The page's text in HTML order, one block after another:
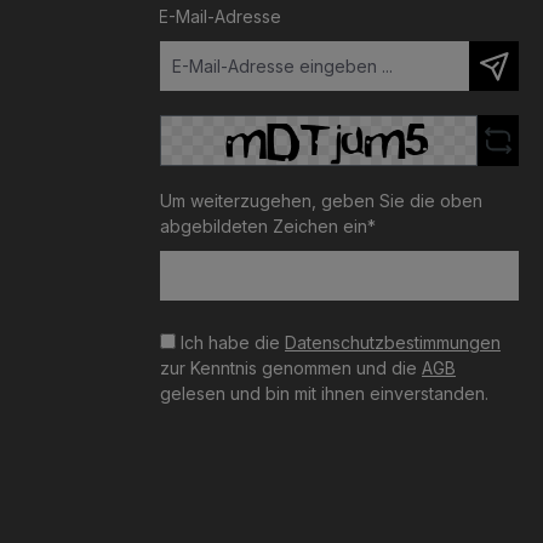
E-Mail-Adresse
Um weiterzugehen, geben Sie die oben
abgebildeten Zeichen ein*
Ich habe die Datenschutzbestimmungen
zur Kenntnis genommen und die AGB
gelesen und bin mit ihnen einverstanden.